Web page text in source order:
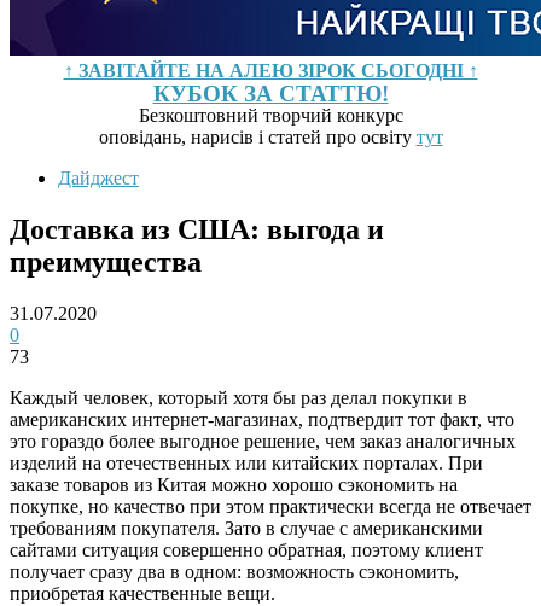
↑ ЗАВІТАЙТЕ НА АЛЕЮ ЗІРОК СЬОГОДНІ ↑
КУБОК ЗА СТАТТЮ!
Безкоштовний творчий конкурс
оповідань, нарисів і статей про освіту тут
Дайджест
Доставка из США: выгода и
преимущества
31.07.2020
0
73
Каждый человек, который хотя бы раз делал покупки в
американских интернет-магазинах, подтвердит тот факт, что
это гораздо более выгодное решение, чем заказ аналогичных
изделий на отечественных или китайских порталах. При
заказе товаров из Китая можно хорошо сэкономить на
покупке, но качество при этом практически всегда не отвечает
требованиям покупателя. Зато в случае с американскими
сайтами ситуация совершенно обратная, поэтому клиент
получает сразу два в одном: возможность сэкономить,
приобретая качественные вещи.